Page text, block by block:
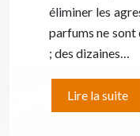
éliminer les
parfums ne sont
; des dizaines…
Lire la suite